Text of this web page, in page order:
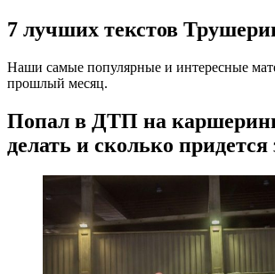
7 лучших текстов
Наши самые популярные и интересные
прошлый месяц.
Попал в ДТП на
делать и сколько придется